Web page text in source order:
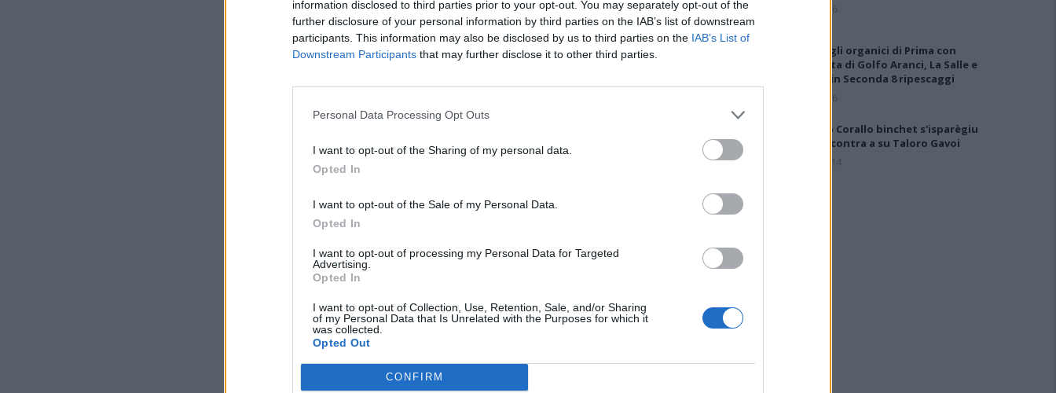
information disclosed to third parties prior to your opt-out. You may separately opt-out of the
further disclosure of your personal information by third parties on the IAB’s list of downstream
participants. This information may also be disclosed by us to third parties on the IAB’s List of
Downstream Participants that may further disclose it to other third parties.
Personal Data Processing Opt Outs
I want to opt-out of the Sharing of my personal data.
Opted In
I want to opt-out of the Sale of my Personal Data.
Opted In
I want to opt-out of processing my Personal Data for Targeted
Advertising.
Opted In
I want to opt-out of Collection, Use, Retention, Sale, and/or Sharing
of my Personal Data that Is Unrelated with the Purposes for which it
was collected.
Opted Out
CONFIRM
6 Ago 2026
Definiti gli organici di Prima con
l'aggiunta di Golfo Aranci, La Salle e
Ottava, in Seconda 8 ripescaggi
7 Ago 2026
Su Porto Corallo binchet s'isparègiu
play-off contra a su Taloro Gavoi
27 Apr 2014